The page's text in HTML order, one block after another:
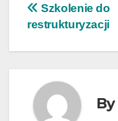
Nawigacja
wpisu
Szkolenie do
restrukturyzacji
By